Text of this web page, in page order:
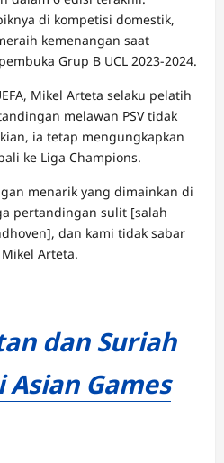
di kompetisi domestik,
kemenangan saat
Grup B UCL 2023-2024.
Mikel Arteta selaku pelatih
melawan PSV tidak
ia tetap mengungkapkan
ke Liga Champions.
menarik yang dimainkan di
pertandingan sulit [salah
dan kami tidak sabar
Arteta.
dan Suriah
Games